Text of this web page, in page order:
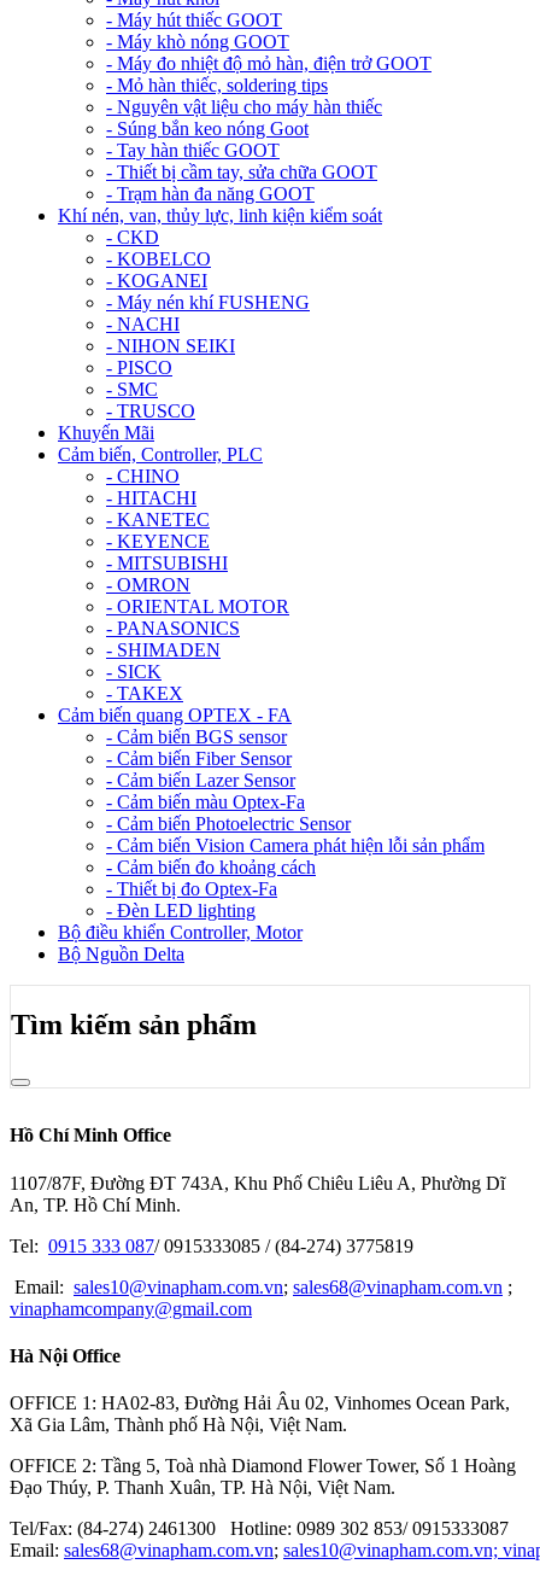
- Máy hút thiếc GOOT
- Máy khò nóng GOOT
- Máy đo nhiệt độ mỏ hàn, điện trở GOOT
- Mỏ hàn thiếc, soldering tips
- Nguyên vật liệu cho máy hàn thiếc
- Súng bắn keo nóng Goot
- Tay hàn thiếc GOOT
- Thiết bị cầm tay, sửa chữa GOOT
- Trạm hàn đa năng GOOT
Khí nén, van, thủy lực, linh kiện kiểm soát
- CKD
- KOBELCO
- KOGANEI
- Máy nén khí FUSHENG
- NACHI
- NIHON SEIKI
- PISCO
- SMC
- TRUSCO
Khuyến Mãi
Cảm biến, Controller, PLC
- CHINO
- HITACHI
- KANETEC
- KEYENCE
- MITSUBISHI
- OMRON
- ORIENTAL MOTOR
- PANASONICS
- SHIMADEN
- SICK
- TAKEX
Cảm biến quang OPTEX - FA
- Cảm biến BGS sensor
- Cảm biến Fiber Sensor
- Cảm biến Lazer Sensor
- Cảm biến màu Optex-Fa
- Cảm biến Photoelectric Sensor
- Cảm biến Vision Camera phát hiện lỗi sản phẩm
- Cảm biến đo khoảng cách
- Thiết bị đo Optex-Fa
- Đèn LED lighting
Bộ điều khiển Controller, Motor
Bộ Nguồn Delta
Tìm kiếm sản phẩm
Hồ Chí Minh Office
1107/87F, Đường ĐT 743A, Khu Phố Chiêu Liêu A, Phường Dĩ
An, TP. Hồ Chí Minh.
Tel: 0915 333 087/ 0915333085 / (84-274) 3775819
Email: sales10@vinapham.com.vn; sales68@vinapham.com.vn ;
vinaphamcompany@gmail.com
Hà Nội Office
OFFICE 1: HA02-83, Đường Hải Âu 02, Vinhomes Ocean Park,
Xã Gia Lâm, Thành phố Hà Nội, Việt Nam.
OFFICE 2: Tầng 5, Toà nhà Diamond Flower Tower, Số 1 Hoàng
Đạo Thúy, P. Thanh Xuân, TP. Hà Nội, Việt Nam.
Tel/Fax: (84-274) 2461300 Hotline: 0989 302 853/ 0915333087
Email: sales68@vinapham.com.vn; sales10@vinapham.com.vn;